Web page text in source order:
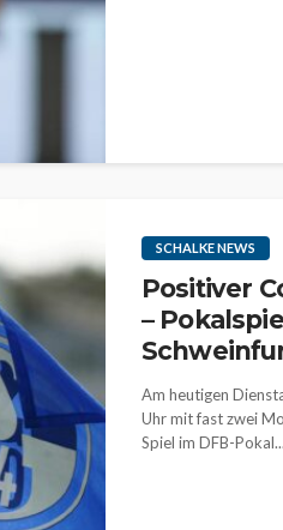
SCHALKE NEWS
Positiver
–
Am heutigen
Uhr mit fast zwei
Spiel im DFB-Pokal...